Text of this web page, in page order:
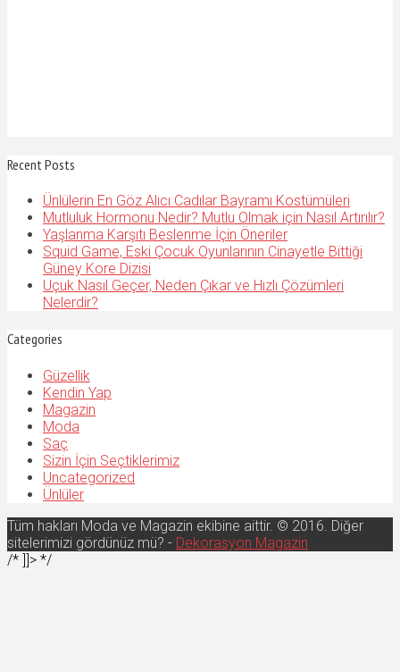
Recent Posts
Ünlülerin En Göz Alıcı Cadılar Bayramı Kostümüleri
Mutluluk Hormonu Nedir? Mutlu Olmak için Nasıl Artırılır?
Yaşlanma Karşıtı Beslenme İçin Öneriler
Squid Game, Eski Çocuk Oyunlarının Cinayetle Bittiği
Güney Kore Dizisi
Uçuk Nasıl Geçer, Neden Çıkar ve Hızlı Çözümleri
Nelerdir?
Categories
Güzellik
Kendin Yap
Magazin
Moda
Saç
Sizin İçin Seçtiklerimiz
Uncategorized
Ünlüler
Tüm hakları Moda ve Magazin ekibine aittir. © 2016. Diğer
sitelerimizi gördünüz mü? - Dekorasyon Magazin
/* ]]> */